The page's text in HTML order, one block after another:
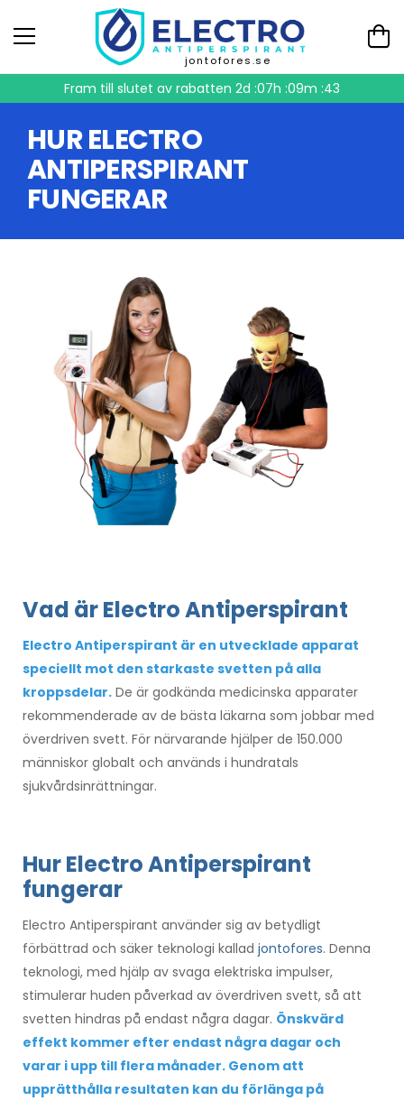
jontofores.se
Fram till slutet av rabatten 2d :07h :09m :42
HUR ELECTRO
ANTIPERSPIRANT
FUNGERAR
Vad är Electro Antiperspirant
Electro Antiperspirant är en utvecklade apparat
speciellt mot den starkaste svetten på alla
kroppsdelar. De är godkända medicinska apparater
rekommenderade av de bästa läkarna som jobbar med
överdriven svett. För närvarande hjälper de 150.000
människor globalt och används i hundratals
sjukvårdsinrättningar.
Hur Electro Antiperspirant
fungerar
Electro Antiperspirant använder sig av betydligt
förbättrad och säker teknologi kallad jontofores. Denna
teknologi, med hjälp av svaga elektriska impulser,
stimulerar huden påverkad av överdriven svett, så att
svetten hindras på endast några dagar. Önskvärd
effekt kommer efter endast några dagar och
varar i upp till flera månader. Genom att
upprätthålla resultaten kan du förlänga på